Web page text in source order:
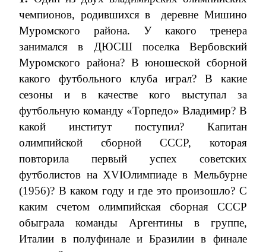
чемпионов, родившихся в
деревне Мишино
Муромского района. У какого тренера
занимался в ДЮСШ поселка Вербовский
Муромского района? В юношеской сборной
какого футбольного клуба играл? В какие
сезоны и в качестве кого выступал за
футбольную команду «Торпедо» Владимир? В
какой институт поступил? Капитан
олимпийской сборной СССР, которая
повторила первый успех советских
футболистов на XVIОлимпиаде в Мельбурне
(1956)? В каком году и где это произошло? С
каким счетом олимпийская сборная СССР
обыграла команды Аргентины в группе,
Италии в полуфинале и Бразилии в финале